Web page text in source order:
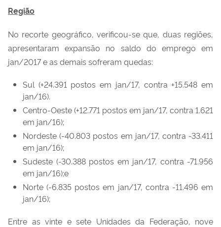
Região
No recorte geográfico, verificou-se que, duas regiões,
apresentaram expansão no saldo do emprego em
jan/2017 e as demais sofreram quedas:
Sul (+24.391 postos em jan/17, contra +15.548 em
jan/16).
Centro-Oeste (+12.771 postos em jan/17, contra 1.621
em jan/16);
Nordeste (-40.803 postos em jan/17, contra -33.411
em jan/16);
Sudeste (-30.388 postos em jan/17, contra -71.956
em jan/16);e
Norte (-6.835 postos em jan/17, contra -11.496 em
jan/16);
Entre as vinte e sete Unidades da Federação, nove